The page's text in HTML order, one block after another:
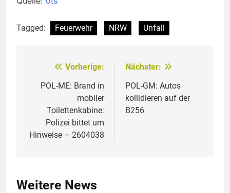
Tagged: Feuerwehr NRW Unfall
Beitragsnavigation
Vorherige:
POL-ME: Brand in
mobiler
Toilettenkabine:
Polizei bittet um
Hinweise – 2604038
Nächster:
POL-GM: Autos
kollidieren auf der
B256
Weitere News